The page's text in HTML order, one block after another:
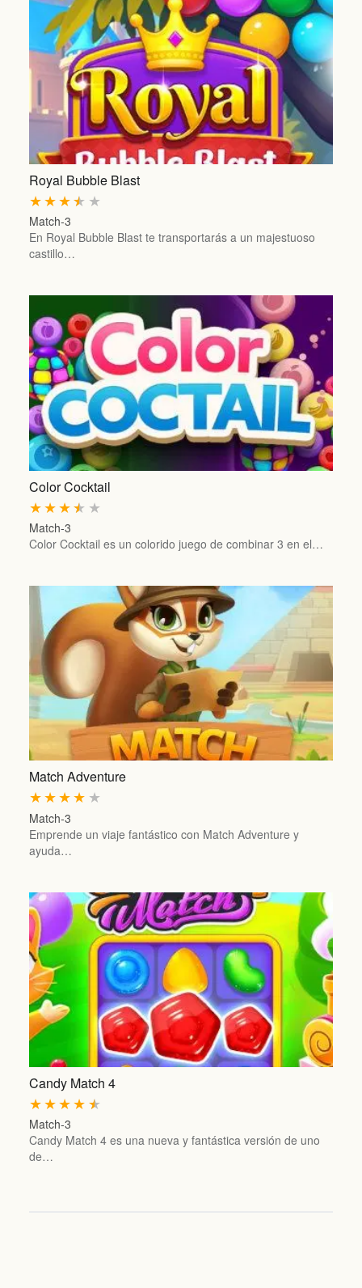
Royal Bubble Blast
★
★
★
★
★
Match-3
En Royal Bubble Blast te transportarás a un majestuoso
castillo…
Color Cocktail
★
★
★
★
★
Match-3
Color Cocktail es un colorido juego de combinar 3 en el…
Match Adventure
★
★
★
★
★
Match-3
Emprende un viaje fantástico con Match Adventure y
ayuda…
Candy Match 4
★
★
★
★
★
Match-3
Candy Match 4 es una nueva y fantástica versión de uno
de…